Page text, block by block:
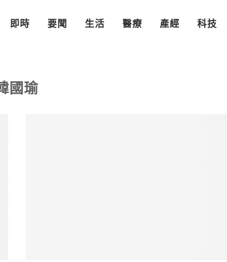
即時 要聞 生活 醫療 產經 科技
國瑜